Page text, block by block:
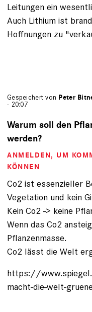
Leitungen ein
Auch Lithium ist
Hoffnungen zu
Gespeichert von Peter
- 20:07
Warum soll den
werden?
ANMELDEN, UM
KÖNNEN
Co2 ist essenzieller
Vegetation und kein
Kein Co2 -> keine
Wenn das Co2
Pflanzenmasse.
Co2 lässt die Welt
https://
macht-die-welt-